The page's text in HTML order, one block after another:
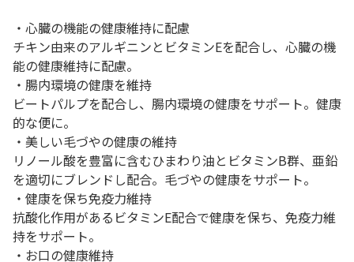
・心臓の機能の健康維持に配慮
チキン由来のアルギニンとビタミンEを配合し、心臓の機
能の健康維持に配慮。
・腸内環境の健康を維持
ビートパルプを配合し、腸内環境の健康をサポート。健康
的な便に。
・美しい毛づやの健康の維持
リノール酸を豊富に含むひまわり油とビタミンB群、亜鉛
を適切にブレンドし配合。毛づやの健康をサポート。
・健康を保ち免疫力維持
抗酸化作用があるビタミンE配合で健康を保ち、免疫力維
持をサポート。
・お口の健康維持